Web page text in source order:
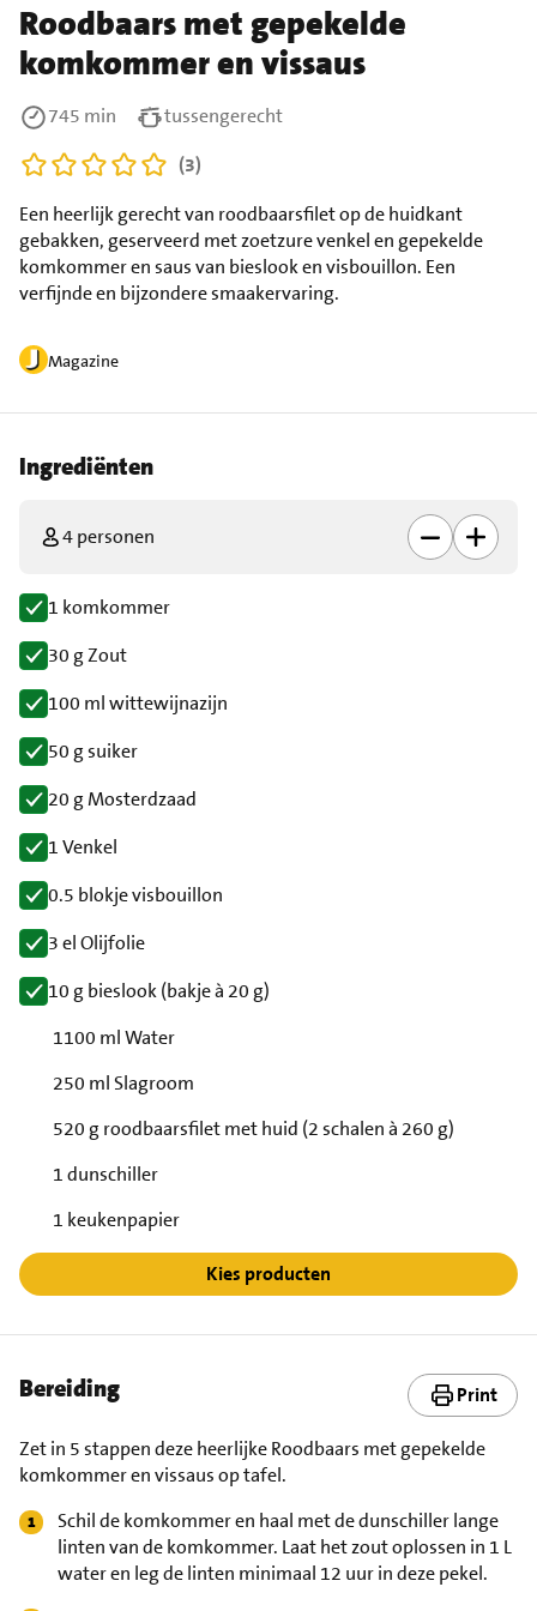
Roodbaars met gepekelde
komkommer en vissaus
Magazine
Een heerlijk gerecht van roodbaarsfilet op de huidkant
gebakken, geserveerd met zoetzure venkel en gepekelde
komkommer en saus van bieslook en visbouillon. Een
verfijnde en bijzondere smaakervaring.
745 min
tussengerecht
(3)
Ingrediënten
4 personen
1 komkommer
30 g Zout
100 ml wittewijnazijn
50 g suiker
20 g Mosterdzaad
1 Venkel
0.5 blokje visbouillon
3 el Olijfolie
10 g bieslook (bakje à 20 g)
1100 ml Water
250 ml Slagroom
520 g roodbaarsfilet met huid (2 schalen à 260 g)
1 dunschiller
1 keukenpapier
Kies producten
Bereiding Print
Zet in 5 stappen deze heerlijke Roodbaars met gepekelde
komkommer en vissaus op tafel.
Schil de komkommer en haal met de dunschiller lange
linten van de komkommer. Laat het zout oplossen in 1 L
water en leg de linten minimaal 12 uur in deze pekel.